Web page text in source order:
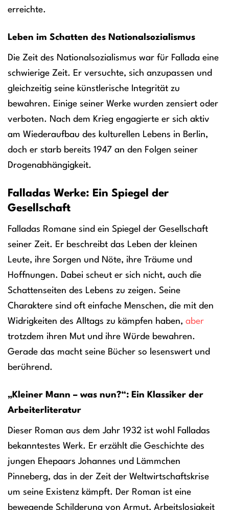
erreichte.
Leben im Schatten des Nationalsozialismus
Die Zeit des Nationalsozialismus war für Fallada eine
schwierige Zeit. Er versuchte, sich anzupassen und
gleichzeitig seine künstlerische Integrität zu
bewahren. Einige seiner Werke wurden zensiert oder
verboten. Nach dem Krieg engagierte er sich aktiv
am Wiederaufbau des kulturellen Lebens in Berlin,
doch er starb bereits 1947 an den Folgen seiner
Drogenabhängigkeit.
Falladas Werke: Ein Spiegel der
Gesellschaft
Falladas Romane sind ein Spiegel der Gesellschaft
seiner Zeit. Er beschreibt das Leben der kleinen
Leute, ihre Sorgen und Nöte, ihre Träume und
Hoffnungen. Dabei scheut er sich nicht, auch die
Schattenseiten des Lebens zu zeigen. Seine
Charaktere sind oft einfache Menschen, die mit den
Widrigkeiten des Alltags zu kämpfen haben, aber
trotzdem ihren Mut und ihre Würde bewahren.
Gerade das macht seine Bücher so lesenswert und
berührend.
„Kleiner Mann – was nun?“: Ein Klassiker der
Arbeiterliteratur
Dieser Roman aus dem Jahr 1932 ist wohl Falladas
bekanntestes Werk. Er erzählt die Geschichte des
jungen Ehepaars Johannes und Lämmchen
Pinneberg, das in der Zeit der Weltwirtschaftskrise
um seine Existenz kämpft. Der Roman ist eine
bewegende Schilderung von Armut, Arbeitslosigkeit